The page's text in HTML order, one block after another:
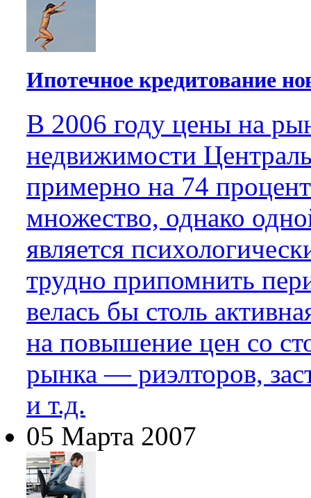
Ипотечное кредитование
В 2006 году цены на
недвижимости
примерно на 74
множество, однако
является
трудно припомнить
велась бы столь
на повышение цен со
рынка — риэлторов,
и т.д.
05 Марта 2007